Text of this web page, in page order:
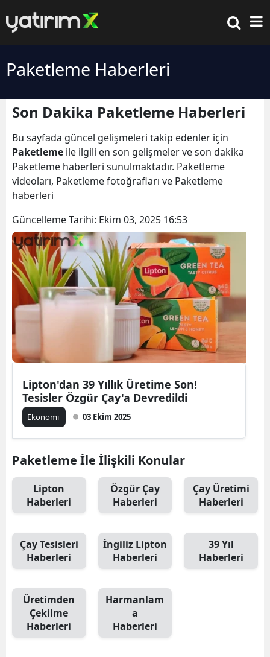
Paketleme Haberleri
Son Dakika Paketleme Haberleri
Bu sayfada güncel gelişmeleri takip edenler için
Paketleme ile ilgili en son gelişmeler ve son dakika
Paketleme haberleri sunulmaktadır. Paketleme
videoları, Paketleme fotoğrafları ve Paketleme
haberleri
Güncelleme Tarihi: Ekim 03, 2025 16:53
Lipton'dan 39 Yıllık Üretime Son!
Tesisler Özgür Çay'a Devredildi
Ekonomi 03 Ekim 2025
Paketleme İle İlişkili Konular
Lipton
Haberleri
Özgür Çay
Haberleri
Çay Üretimi
Haberleri
Çay Tesisleri
Haberleri
İngiliz Lipton
Haberleri
39 Yıl
Haberleri
Üretimden
Çekilme
Haberleri
Harmanlam
a
Haberleri